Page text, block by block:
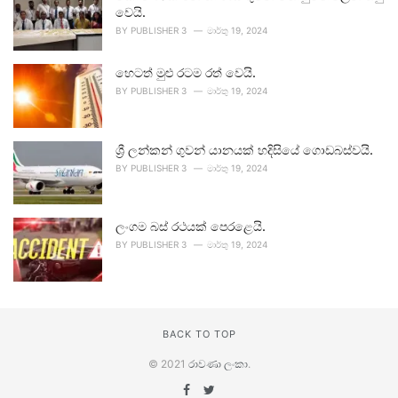
වෙයි.
BY PUBLISHER 3 මාර්තු 19, 2024
හෙටත් මුළු රටම රත් වෙයි.
BY PUBLISHER 3 මාර්තු 19, 2024
ශ්‍රී ලන්කන් ගුවන් යානයක් හදිසියේ ගොඩබස්වයි.
BY PUBLISHER 3 මාර්තු 19, 2024
ලංගම බස් රථයක් පෙරළෙයි.
BY PUBLISHER 3 මාර්තු 19, 2024
BACK TO TOP
© 2021 රාවණා ලංකා.